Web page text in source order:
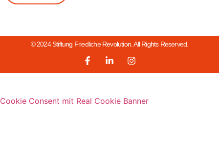
© 2024 Stiftung Friedliche Revolution. All Rights Reserved.
Cookie Consent mit Real Cookie Banner